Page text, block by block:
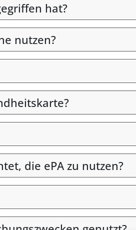
hat?
nutzen?
die ePA zu nutzen?